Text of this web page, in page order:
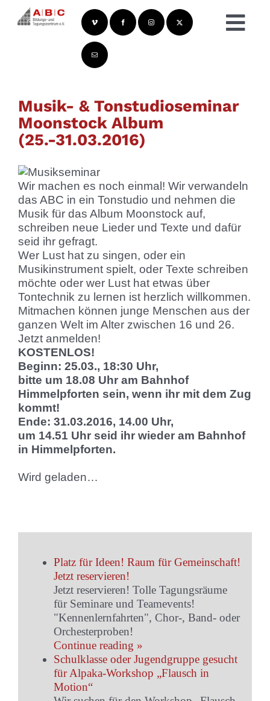
Inhalt
grösseres
Bild
Musik- & Tonstudioseminar
Moonstock Album
(25.-31.03.2016)
Wir machen es noch einmal! Wir verwandeln
das ABC in ein Tonstudio und nehmen die
Musik für das Album Moonstock auf,
schreiben neue Lieder und Texte und dafür
seid ihr gefragt.
Wer Lust hat zu singen, oder ein
Musikinstrument spielt, oder Texte schreiben
möchte oder wer Lust hat etwas über
Tontechnik zu lernen ist herzlich willkommen.
Mitmachen können junge Menschen aus der
ganzen Welt im Alter zwischen 16 und 26.
Jetzt anmelden!
KOSTENLOS!
Beginn: 25.03., 18:30 Uhr,
bitte um 18.08 Uhr am Bahnhof
Himmelpforten sein, wenn ihr mit dem Zug
kommt!
Ende: 31.03.2016, 14.00 Uhr,
um 14.51 Uhr seid ihr wieder am Bahnhof
in Himmelpforten.
Wird geladen…
Platz für Ideen! Raum für Gemeinschaft!
Jetzt reservieren!
Jetzt reservieren! Tolle Tagungsräume
für Seminare und Teamevents!
"Kennenlernfahrten", Chor-, Band- oder
Orchesterproben!
Continue reading »
Schulklasse oder Jugendgruppe gesucht
für Alpaka-Workshop „Flausch in
Motion“